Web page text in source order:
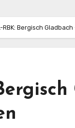
RBK: Bergisch